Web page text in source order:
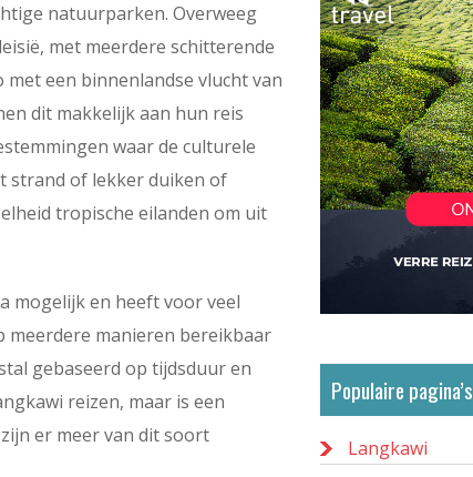
natuurparken. Overweeg
met meerdere schitterende
een binnenlandse vlucht van
dit makkelijk aan hun reis
waar de culturele
strand of lekker duiken of
tropische eilanden om uit
mogelijk en heeft voor veel
meerdere manieren bereikbaar
gebaseerd op tijdsduur en
reizen, maar is een
er meer van dit soort
Populaire pagina’s
Langkawi